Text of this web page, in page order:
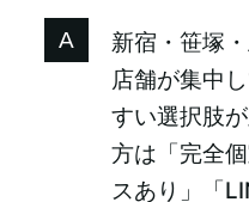
新宿・笹塚
店舗が集中
すい選択肢
方は「完全
スあり」「